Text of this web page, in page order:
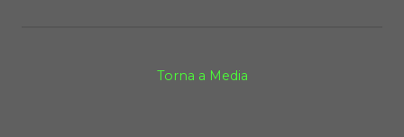
Torna a Media